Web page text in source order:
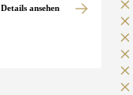
Details ansehen